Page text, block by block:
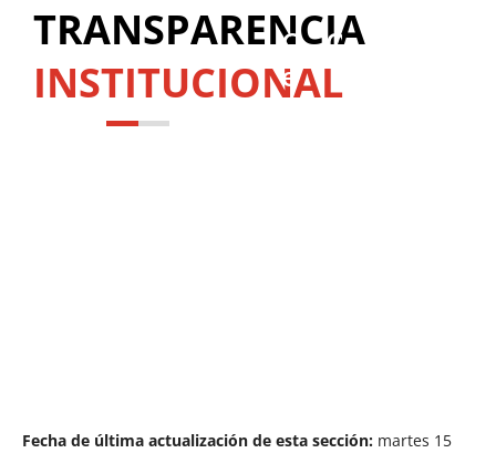
TRANSPARENCIA
INSTITUCIONAL
Cargos
electos
Fecha de última actualización de esta sección: martes 15